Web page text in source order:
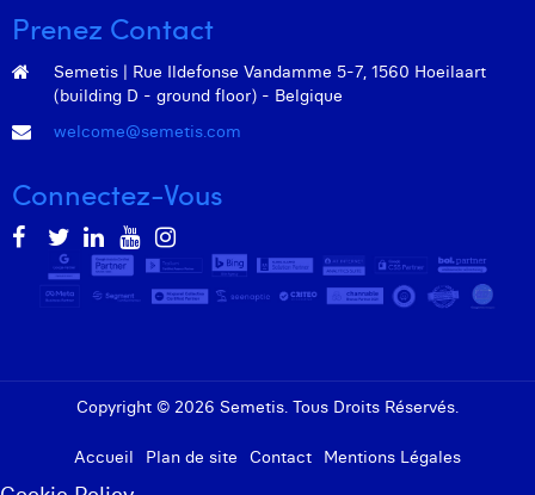
Prenez Contact
Semetis | Rue Ildefonse Vandamme 5-7, 1560 Hoeilaart
(building D - ground floor) - Belgique
welcome@semetis.com
Connectez-Vous
Copyright © 2026 Semetis. Tous Droits Réservés.
Accueil Plan de site Contact Mentions Légales